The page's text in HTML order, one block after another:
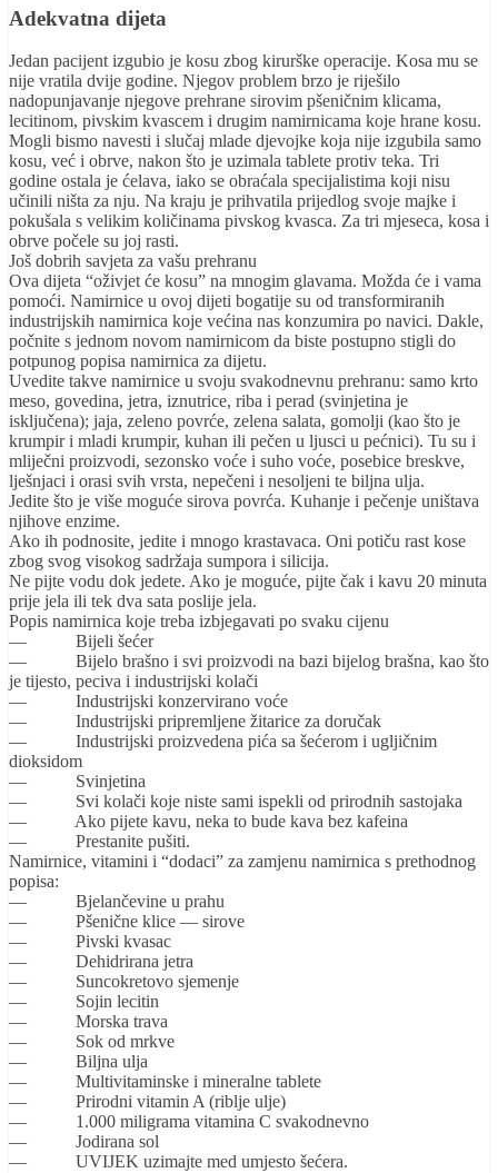
Adekvatna dijeta
Jedan pacijent izgubio je kosu zbog kirurške operacije. Kosa mu se
nije vratila dvije godine. Njegov problem brzo je riješilo
nadopunjavanje njegove prehrane sirovim pšeničnim klicama,
lecitinom, pivskim kvascem i drugim namirnicama koje hrane kosu.
Mogli bismo navesti i slučaj mlade djevojke koja nije izgubila samo
kosu, već i obrve, nakon što je uzimala tablete protiv teka. Tri
godine ostala je ćelava, iako se obraćala specijalistima koji nisu
učinili ništa za nju. Na kraju je prihvatila prijedlog svoje majke i
pokušala s velikim količinama pivskog kvasca. Za tri mjeseca, kosa i
obrve počele su joj rasti.
Još dobrih savjeta za vašu prehranu
Ova dijeta “oživjet će kosu” na mnogim glavama. Možda će i vama
pomoći. Namirnice u ovoj dijeti bogatije su od transformiranih
industrijskih namirnica koje većina nas konzumira po navici. Dakle,
počnite s jednom novom namirnicom da biste postupno stigli do
potpunog popisa namirnica za dijetu.
Uvedite takve namirnice u svoju svakodnevnu prehranu: samo krto
meso, govedina, jetra, iznutrice, riba i perad (svinjetina je
isključena); jaja, zeleno povrće, zelena salata, gomolji (kao što je
krumpir i mladi krumpir, kuhan ili pečen u ljusci u pećnici). Tu su i
mliječni proizvodi, sezonsko voće i suho voće, posebice breskve,
lješnjaci i orasi svih vrsta, nepečeni i nesoljeni te biljna ulja.
Jedite što je više moguće sirova povrća. Kuhanje i pečenje uništava
njihove enzime.
Ako ih podnosite, jedite i mnogo krastavaca. Oni potiču rast kose
zbog svog visokog sadržaja sumpora i silicija.
Ne pijte vodu dok jedete. Ako je moguće, pijte čak i kavu 20 minuta
prije jela ili tek dva sata poslije jela.
Popis namirnica koje treba izbjegavati po svaku cijenu
— Bijeli šećer
— Bijelo brašno i svi proizvodi na bazi bijelog brašna, kao što
je tijesto, peciva i industrijski kolači
— Industrijski konzervirano voće
— Industrijski pripremljene žitarice za doručak
— Industrijski proizvedena pića sa šećerom i ugljičnim
dioksidom
— Svinjetina
— Svi kolači koje niste sami ispekli od prirodnih sastojaka
— Ako pijete kavu, neka to bude kava bez kafeina
— Prestanite pušiti.
Namirnice, vitamini i “dodaci” za zamjenu namirnica s prethodnog
popisa:
— Bjelančevine u prahu
— Pšenične klice — sirove
— Pivski kvasac
— Dehidrirana jetra
— Suncokretovo sjemenje
— Sojin lecitin
— Morska trava
— Sok od mrkve
— Biljna ulja
— Multivitaminske i mineralne tablete
— Prirodni vitamin A (riblje ulje)
— 1.000 miligrama vitamina C svakodnevno
— Jodirana sol
— UVIJEK uzimajte med umjesto šećera.